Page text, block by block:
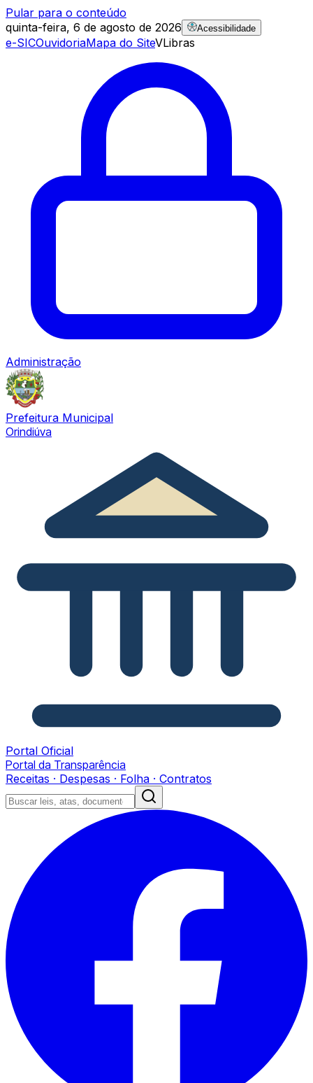
Pular para o conteúdo
quinta-feira, 6 de agosto de 2026
Acessibilidade
e-SICOuvidoriaMapa do SiteVLibras
Administração
Prefeitura Municipal
Orindiúva
Portal Oficial
Portal da Transparência
Receitas · Despesas · Folha · Contratos